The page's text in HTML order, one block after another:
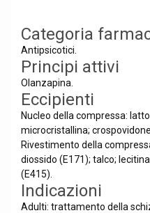
Categoria
Antipsicotici.
Principi attivi
Olanzapina.
Eccipienti
Nucleo della compressa:
microcristallina;
Rivestimento della
diossido (E171); talco;
(E415).
Indicazioni
Adulti: trattamento della